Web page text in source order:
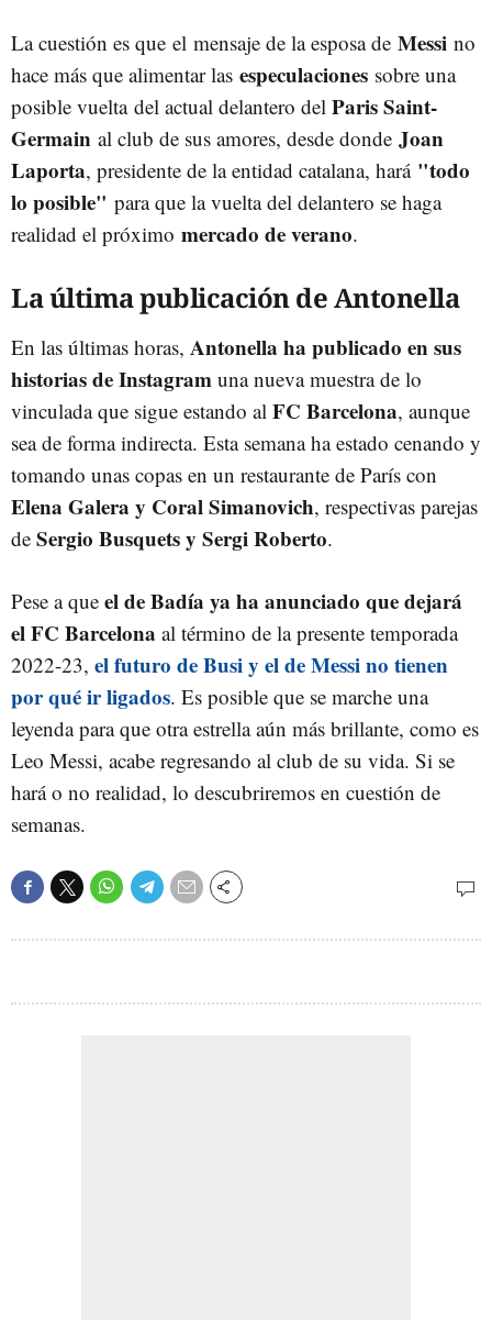
La cuestión es que el mensaje de la esposa de Messi no
hace más que alimentar las especulaciones sobre una
posible vuelta del actual delantero del Paris Saint-
Germain al club de sus amores, desde donde Joan
Laporta, presidente de la entidad catalana, hará"todo
lo posible" para que la vuelta del delantero se haga
realidad el próximo mercado de verano.
La última publicación de Antonella
En las últimas horas, Antonella ha publicado en sus
historias de Instagram una nueva muestra de lo
vinculada que sigue estando al FC Barcelona, aunque
sea de forma indirecta. Esta semana ha estado cenando y
tomando unas copas en un restaurante de París con
Elena Galera y Coral Simanovich, respectivas parejas
de Sergio Busquets y Sergi Roberto.
Pese a que el de Badía ya ha anunciado que dejará
el FC Barcelona al término de la presente temporada
2022-23, el futuro de Busi y el de Messi no tienen
por qué ir ligados. Es posible que se marche una
leyenda para que otra estrella aún más brillante, como es
Leo Messi, acabe regresando al club de su vida. Si se
hará o no realidad, lo descubriremos en cuestión de
semanas.